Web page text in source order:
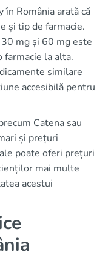
România arată că
și tip de farmacie.
mg și 60 mg este
farmacie la alta.
similare
accesibilă pentru
Catena sau
și prețuri
poate oferi prețuri
mai multe
acestui